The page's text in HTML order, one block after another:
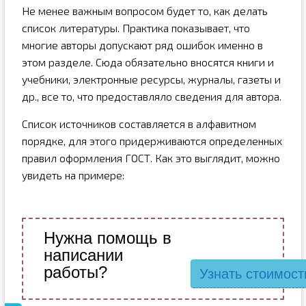
Не менее важным вопросом будет то, как делать
список литературы. Практика показывает, что
многие авторы допускают ряд ошибок именно в
этом разделе. Сюда обязательно вносятся книги и
учебники, электронные ресурсы, журналы, газеты и
др., все то, что предоставляло сведения для автора.
Список источников составляется в алфавитном
порядке, для этого придерживаются определенных
правил оформления ГОСТ. Как это выглядит, можно
увидеть на примере:
Нужна помощь в
написании
работы?
Узнать